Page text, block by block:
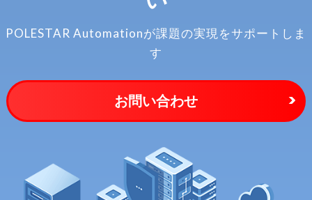
POLESTAR Automationが課題の実現をサポートしま
す
お問い合わせ